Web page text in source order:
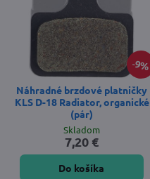
9%
Náhradné brzdové platničky
KLS D-18 Radiator, organické
(pár)
Skladom
7,20 €
Do košíka